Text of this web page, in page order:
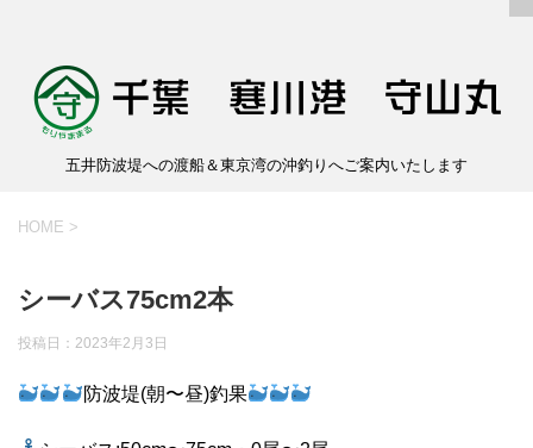
五井防波堤への渡船＆東京湾の沖釣りへご案内いたします
HOME >
シーバス75cm2本
投稿日： 2023年2月3日
防波堤(朝〜昼)釣果